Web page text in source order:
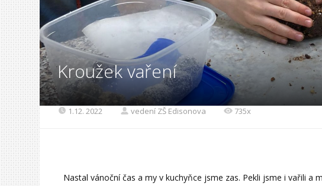
Kroužek vaření
1.12. 2022 vedení ZŠ Edisonova 735x
Nastal vánoční čas a my v kuchyňce jsme zas. Pekli jsme i vařili a